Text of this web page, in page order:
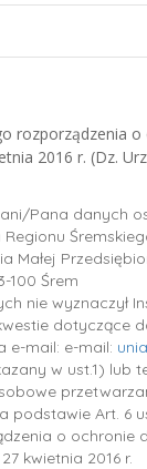
rozporządzenia o
2016 r. (Dz.
Pana danych
Małej
100 Śrem
nie wyznaczył
dotyczące
e-mail: e-mail:
w ust.1) lub
podstawie Art. 6
o ochronie
kwietnia 2016 r.